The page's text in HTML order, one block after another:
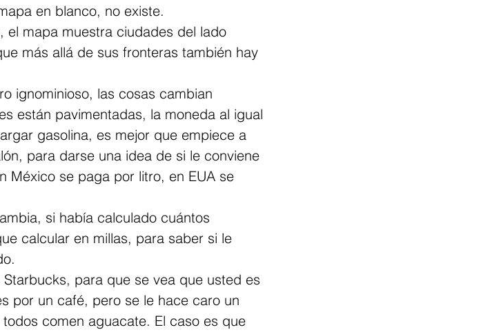
en blanco, no existe.
el mapa muestra ciudades del lado
más allá de sus fronteras también hay
ignominioso, las cosas cambian
están pavimentadas, la moneda al igual
gasolina, es mejor que empiece a
para darse una idea de si le conviene
México se paga por litro, en EUA se
si había calculado cuántos
calcular en millas, para saber si le
para que se vea que usted es
por un café, pero se le hace caro un
comen aguacate. El caso es que